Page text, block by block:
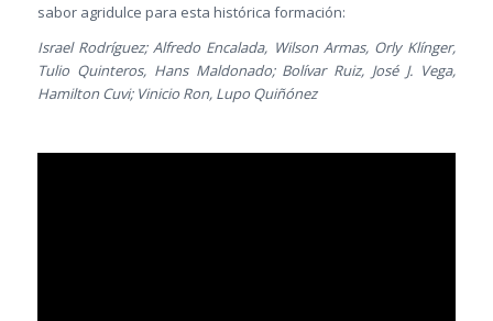
sabor agridulce para esta histórica formación:
Israel Rodríguez; Alfredo Encalada, Wilson Armas, Orly Klínger,
Tulio Quinteros, Hans Maldonado; Bolívar Ruiz, José J. Vega,
Hamilton Cuvi; Vinicio Ron, Lupo Quiñónez